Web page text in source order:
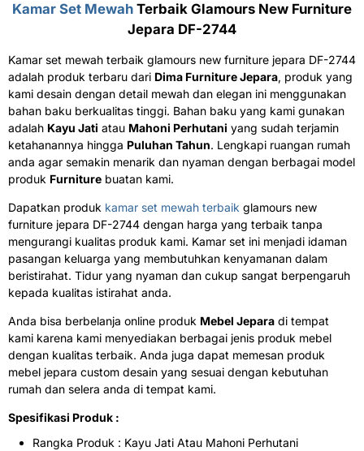
Kamar Set Mewah Terbaik Glamours New Furniture
Jepara DF-2744
Kamar set mewah terbaik glamours new furniture jepara DF-2744
adalah produk terbaru dari Dima Furniture Jepara, produk yang
kami desain dengan detail mewah dan elegan ini menggunakan
bahan baku berkualitas tinggi. Bahan baku yang kami gunakan
adalah Kayu Jati atau Mahoni Perhutani yang sudah terjamin
ketahanannya hingga Puluhan Tahun. Lengkapi ruangan rumah
anda agar semakin menarik dan nyaman dengan berbagai model
produk Furniture buatan kami.
Dapatkan produk kamar set mewah terbaik glamours new
furniture jepara DF-2744 dengan harga yang terbaik tanpa
mengurangi kualitas produk kami. Kamar set ini menjadi idaman
pasangan keluarga yang membutuhkan kenyamanan dalam
beristirahat. Tidur yang nyaman dan cukup sangat berpengaruh
kepada kualitas istirahat anda.
Anda bisa berbelanja online produk Mebel Jepara di tempat
kami karena kami menyediakan berbagai jenis produk mebel
dengan kualitas terbaik. Anda juga dapat memesan produk
mebel jepara custom desain yang sesuai dengan kebutuhan
rumah dan selera anda di tempat kami.
Spesifikasi Produk :
Rangka Produk : Kayu Jati Atau Mahoni Perhutani